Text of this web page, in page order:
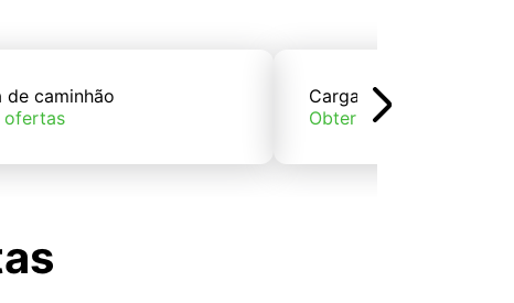
de caminhão
ofertas
Carga de trem
Obter ofertas